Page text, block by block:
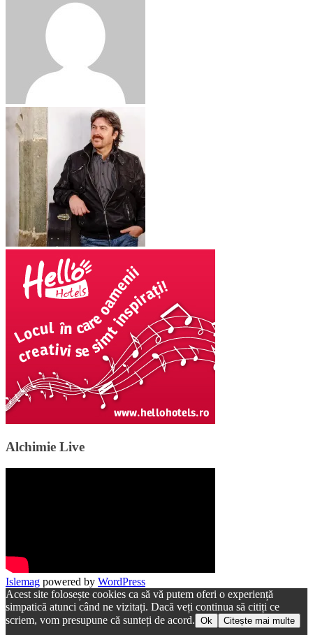
Alchimie Live
Islemag powered by WordPress
Acest site folosește cookies ca să vă putem oferi o experiență
simpatică atunci când ne vizitați. Dacă veți continua să citiți ce
scriem, vom presupune că sunteți de acord. Ok Citește mai multe